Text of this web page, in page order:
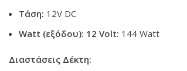
Τάση: 12V DC
Watt (εξόδου): 12 Volt: 144 Watt
Διαστάσεις Δέκτη: